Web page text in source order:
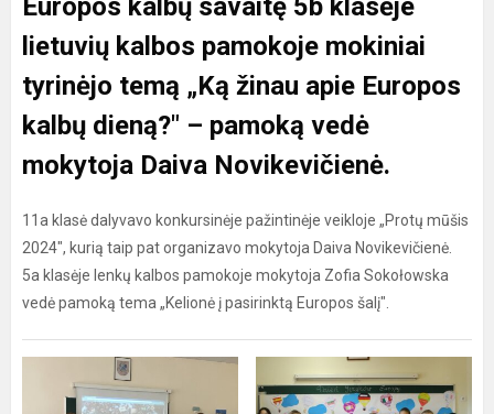
Europos kalbų savaitę 5b klasėje
lietuvių kalbos pamokoje mokiniai
tyrinėjo temą „Ką žinau apie Europos
kalbų dieną?" – pamoką vedė
mokytoja Daiva Novikevičienė.
11a klasė dalyvavo konkursinėje pažintinėje veikloje „Protų mūšis
2024", kurią taip pat organizavo mokytoja Daiva Novikevičienė.
5a klasėje lenkų kalbos pamokoje mokytoja Zofia Sokołowska
vedė pamoką tema „Kelionė į pasirinktą Europos šalį".